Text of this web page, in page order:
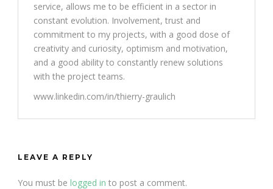
service, allows me to be efficient in a sector in
constant evolution. Involvement, trust and
commitment to my projects, with a good dose of
creativity and curiosity, optimism and motivation,
and a good ability to constantly renew solutions
with the project teams.
www.linkedin.com/in/thierry-graulich
LEAVE A REPLY
You must be logged in to post a comment.